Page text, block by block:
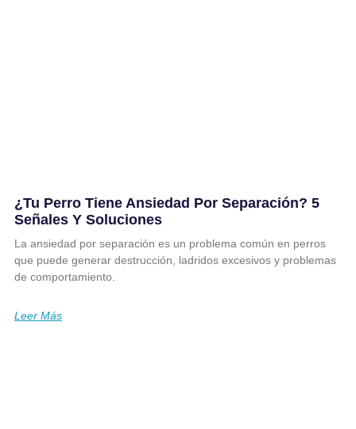
¿Tu Perro Tiene Ansiedad Por Separación? 5
Señales Y Soluciones
La ansiedad por separación es un problema común en perros
que puede generar destrucción, ladridos excesivos y problemas
de comportamiento.
Leer Más